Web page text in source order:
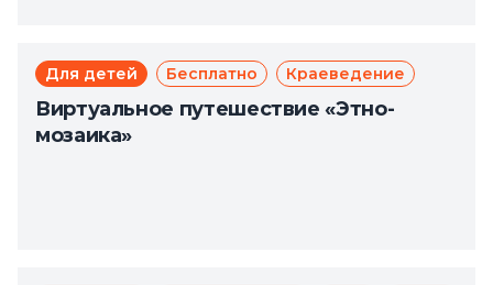
Для детей Бесплатно Краеведение
Виртуальное путешествие «Этно-
мозаика»